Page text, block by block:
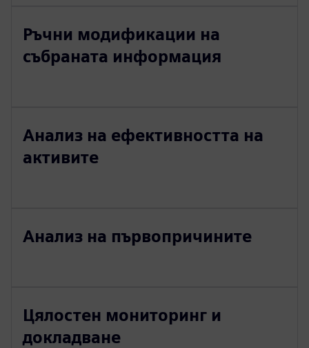
Ръчни модификации на
събраната информация
Анализ на ефективността на
активите
Анализ на първопричините
Цялостен мониторинг и
докладване